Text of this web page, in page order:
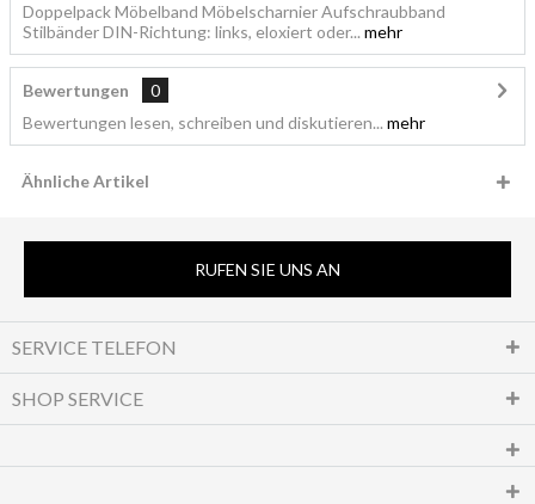
Doppelpack Möbelband Möbelscharnier Aufschraubband
Stilbänder DIN-Richtung: links, eloxiert oder... mehr
Bewertungen
0
Bewertungen lesen, schreiben und diskutieren... mehr
Ähnliche Artikel
RUFEN SIE UNS AN
SERVICE TELEFON
SHOP SERVICE